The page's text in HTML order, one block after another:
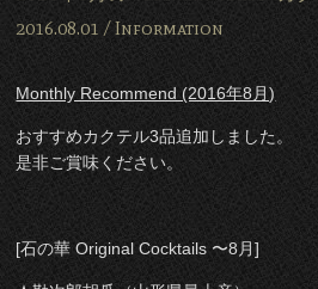
2016.08.01 /Information
Monthly Recommend (2016年8月)
おすすめカクテル3品追加しました。
是非ご賞味ください。
[石の華 Original Cocktails 〜8月]